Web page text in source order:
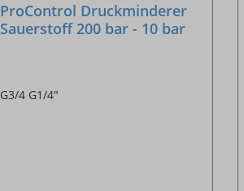
ProControl Druckminderer
Sauerstoff 200 bar - 10 bar
G3/4 G1/4"